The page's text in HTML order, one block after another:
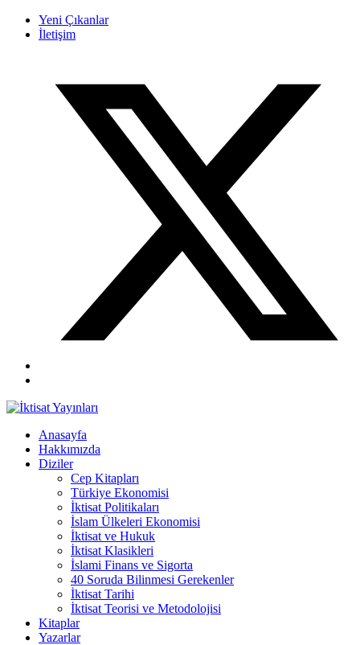
Yeni Çıkanlar
İletişim
Anasayfa
Hakkımızda
Diziler
Cep Kitapları
Türkiye Ekonomisi
İktisat Politikaları
İslam Ülkeleri Ekonomisi
İktisat ve Hukuk
İktisat Klasikleri
İslami Finans ve Sigorta
40 Soruda Bilinmesi Gerekenler
İktisat Tarihi
İktisat Teorisi ve Metodolojisi
Kitaplar
Yazarlar